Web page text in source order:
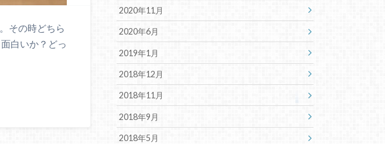
その時どちら
白いか？どっ
2020年11月
2020年6月
2019年1月
2018年12月
2018年11月
2018年9月
2018年5月